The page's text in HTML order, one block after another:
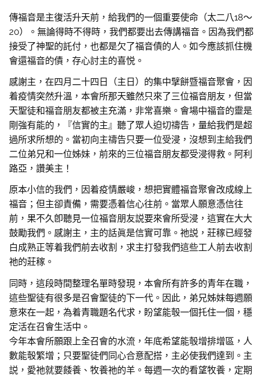
傳福音是主復活升天前，給我們的一個重要使命（太二八18～
20）。無論得時不得時，我們都要出去傳講福音。因為我們都
接受了神聖的託付，也都是欠了福音債的人。如今應該抓住機
會還福音的債，存心討主的喜悦。
感謝主，在四月二十四日（主日）的集中擘餅暨福音聚會，因
着疫情突然升溫，本會所那天雖然只來了三位福音朋友，但當
天聖徒和福音朋友都被主充滿，非常喜樂。會場中福音的靈是
剛強有能的，『信實的主』聽了眾人迫切禱告，量給我們是超
過所求所想的。當初向主禱告只要一位受浸，沒想到主給我們
二位弟兄和一位姊妹，前來的三位福音朋友都受浸得救。阿利
路亞，讚美主！
原本小信的我們，因着疫情嚴峻，想把實體福音聚會改成線上
福音；但主卻責備，需要憑着信心往前。當眾人願意憑信往
前，果不久卽聽見一位福音朋友説要來會所受浸，這實在大大
鼓勵我們。感謝主，主的話眞是信實可靠。祂説，莊稼已經發
白成熟正等着我們前去收割，求主打發我們這些工人前去收割
祂的莊稼。
同時，這段時間整理名單時發現，本會所有許多的青年在職，
這些聖徒有很多是召會聖徒的下一代。因此，弟兄姊妹每週願
意來在一起，為着青職題名代求，盼望能彀一個托住一個，穩
定活在召會生活中。
今年本會所願跟上全召會的水流，年底希望能彀增排增區，人
數能彀繁增；只要聖徒們同心合意配搭，主必使我們達到。主
説，愛祂就要餧養、牧養祂的羊。每週一次的看望牧養，定期